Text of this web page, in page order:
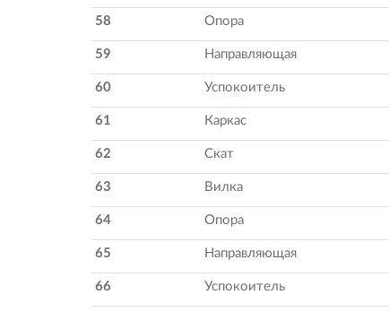
58 Опора
59 Направляющая
60 Успокоитель
61 Каркас
62 Скат
63 Вилка
64 Опора
65 Направляющая
66 Успокоитель